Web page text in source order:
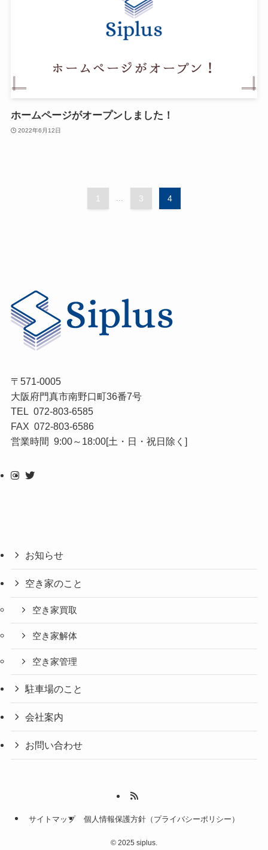
ホームページがオープンしました！
2022年6月12日
1 3 4
〒571-0005
大阪府門真市南野口町36番7号
TEL 072-803-6585
FAX 072-803-6586
営業時間 9:00～18:00[土・日・祝日除く]
お知らせ
空き家のこと
空き家買取
空き家解体
空き家管理
駐車場のこと
会社案内
お問い合わせ
サイトマップ 個人情報保護方針（プライバシーポリシー）
© 2025 siplus.